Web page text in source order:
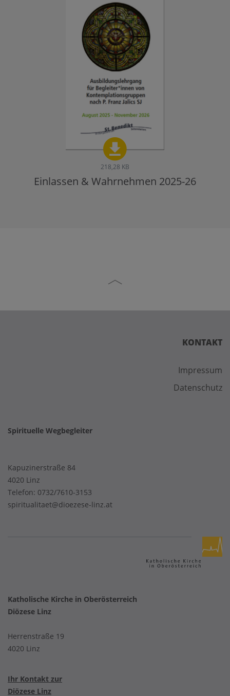
218,28 KB
Einlassen & Wahrnehmen 2025-26
KONTAKT
Impressum
Datenschutz
Spirituelle Wegbegleiter
Kapuzinerstraße 84
4020 Linz
Telefon: 0732/7610-3153
spiritualitaet@dioezese-linz.at
Katholische Kirche in Oberösterreich
Diözese Linz
Herrenstraße 19
4020 Linz
Ihr Kontakt zur
Diözese Linz